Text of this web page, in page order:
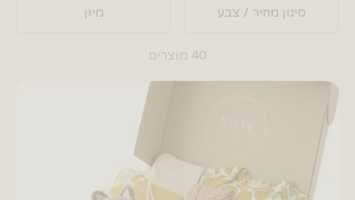
סינון מחיר / צבע מיון
40 מוצרים